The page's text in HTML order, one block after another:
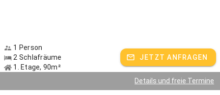
1 Person
2 Schlafräume
1. Etage, 90m²
JETZT ANFRAGEN
Details und freie Termine